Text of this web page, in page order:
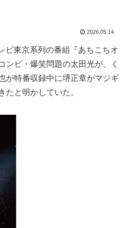
2026.05.14
ビ東京系列の番組『あちこちオ
ンビ・爆笑問題の太田光が、く
が特番収録中に堺正章がマジギ
たと明かしていた。